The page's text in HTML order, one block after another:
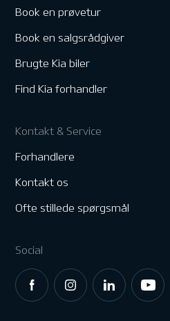
Book en prøvetur
Book en salgsrådgiver
Brugte Kia biler
Find Kia forhandler
Kontakt & Service
Forhandlere
Kontakt os
Ofte stillede spørgsmål
Social